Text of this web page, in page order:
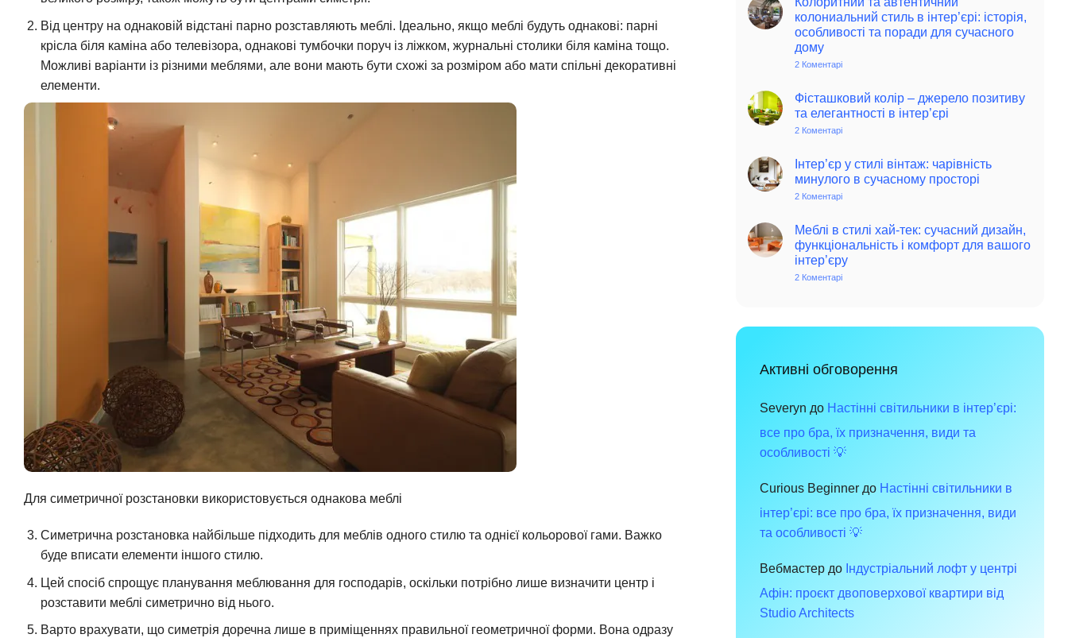
Від центру на однаковій відстані парно розставляють меблі. Ідеально, якщо меблі будуть однакові: парні
крісла біля каміна або телевізора, однакові тумбочки поруч із ліжком, журнальні столики біля каміна тощо.
Можливі варіанти із різними меблями, але вони мають бути схожі за розміром або мати спільні декоративні
елементи.
Для симетричної розстановки використовується однакова меблі
Симетрична розстановка найбільше підходить для меблів одного стилю та однієї кольорової гами. Важко
буде вписати елементи іншого стилю.
Цей спосіб спрощує планування меблювання для господарів, оскільки потрібно лише визначити центр і
розставити меблі симетрично від нього.
Варто врахувати, що симетрія доречна лише в приміщеннях правильної геометричної форми. Вона одразу
колониальний стиль в інтер’єрі: історія,
особливості та поради для сучасного
дому
2 Коментарі
автентичний
колониальний
стиль
особливості
та
поради
Фісташковий колір – джерело позитиву
та елегантності в інтер’єрі
2 Коментарі
–
джерело
позитиву
інтер’єрі
Інтер’єр у стилі вінтаж: чарівність
минулого в сучасному просторі
2 Коментарі
стилі
вінтаж:
чарівність
минулого
в
Меблі в стилі хай-тек: сучасний дизайн,
функціональність і комфорт для вашого
інтер’єру
2 Коментарі
тек:
комфорт
вашого
інтер’єру
Активні обговорення
Severyn до Настінні світильники в інтер’єрі:
все про бра, їх призначення, види та
особливості 💡
Curious Beginner до Настінні світильники в
інтер’єрі: все про бра, їх призначення, види
та особливості 💡
Вебмастер до Індустріальний лофт у центрі
Афін: проєкт двоповерхової квартири від
Studio Architects